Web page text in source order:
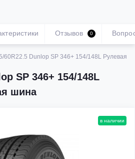
60R22.5 Dunlop SP 346+ 154/148L Рулевая
SP 346+ 154/148L
шина
Отзывов 0
в наличии